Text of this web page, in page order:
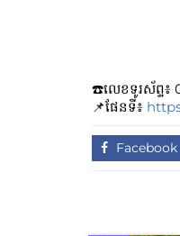
☎️លេខទូរស័ព្ទ៖​​
📌ផែនទី៖
Facebook